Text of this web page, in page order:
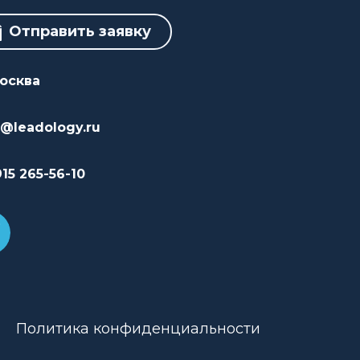
Отправить заявку
265-56-10
Политика конфиденциальности